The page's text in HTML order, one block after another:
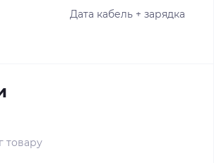
Дата кабель + зарядка
товару